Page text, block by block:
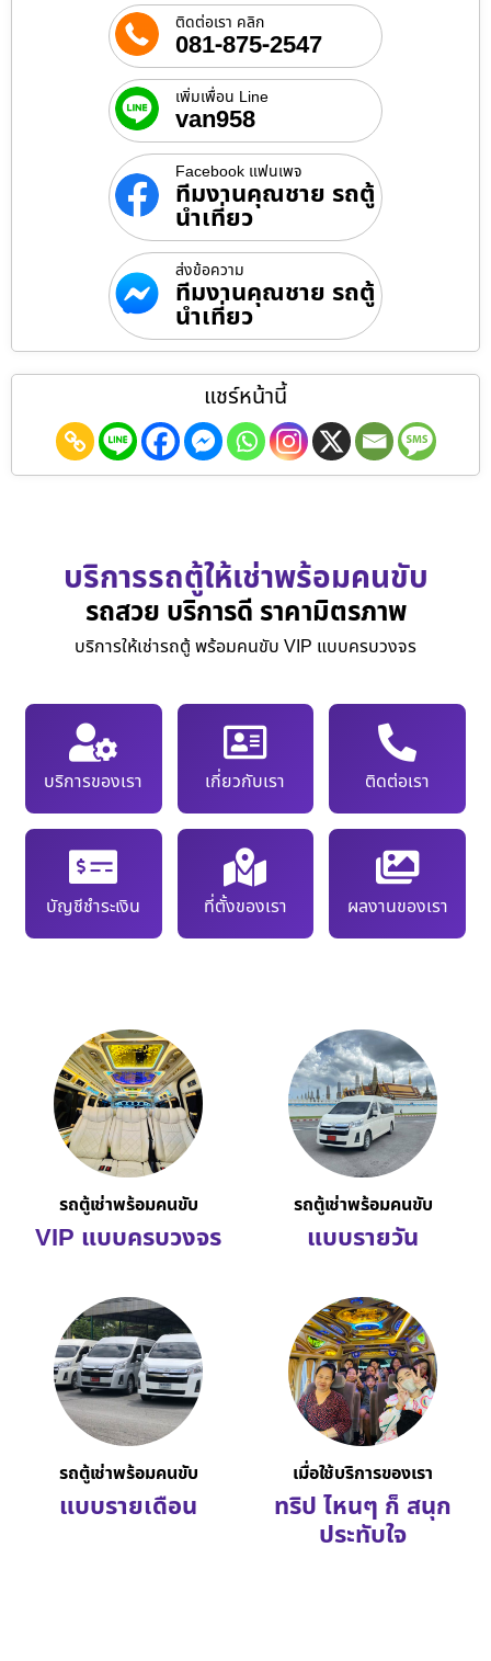
ติดต่อเรา คลิก
081-875-2547
เพิ่มเพื่อน Line
van958
Facebook แฟนเพจ
ทีมงานคุณชาย รถตู้
นำเที่ยว
ส่งข้อความ
ทีมงานคุณชาย รถตู้
นำเที่ยว
แชร์หน้านี้
บริการรถตู้ให้เช่าพร้อมคนขับ
รถสวย บริการดี ราคามิตรภาพ
บริการให้เช่ารถตู้ พร้อมคนขับ VIP แบบครบวงจร
บริการของเรา เกี่ยวกับเรา ติดต่อเรา
บัญชีชำระเงิน ที่ตั้งของเรา ผลงานของเรา
รถตู้เช่าพร้อมคนขับ
VIP แบบครบวงจร
รถตู้เช่าพร้อมคนขับ
แบบรายวัน
รถตู้เช่าพร้อมคนขับ
แบบรายเดือน
เมื่อใช้บริการของเรา
ทริป ไหนๆ ก็ สนุก
ประทับใจ